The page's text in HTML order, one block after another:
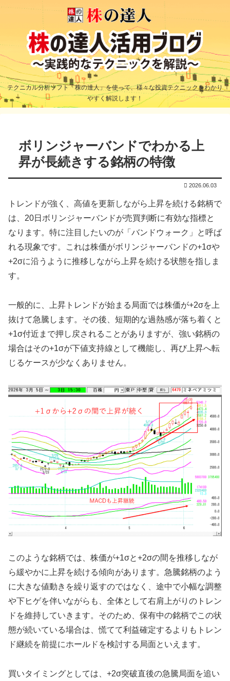
テクニカル分析ソフト「株の達人」を使って、様々な投資テクニックをわかり
やすく解説します！
ボリンジャーバンドでわかる上
昇が長続きする銘柄の特徴
2026.06.03
トレンドが強く、高値を更新しながら上昇を続ける銘柄で
は、20日ボリンジャーバンドが売買判断に有効な指標と
なります。特に注目したいのが「バンドウォーク」と呼ば
れる現象です。これは株価がボリンジャーバンドの+1σや
+2σに沿うように推移しながら上昇を続ける状態を指しま
す。
一般的に、上昇トレンドが始まる局面では株価が+2σを上
抜けて急騰します。その後、短期的な過熱感が落ち着くと
+1σ付近まで押し戻されることがありますが、強い銘柄の
場合はその+1σが下値支持線として機能し、再び上昇へ転
じるケースが少なくありません。
このような銘柄では、株価が+1σと+2σの間を推移しなが
ら緩やかに上昇を続ける傾向があります。急騰銘柄のよう
に大きな値動きを繰り返すのではなく、途中で小幅な調整
や下ヒゲを伴いながらも、全体として右肩上がりのトレン
ドを維持していきます。そのため、保有中の銘柄でこの状
態が続いている場合は、慌てて利益確定するよりもトレン
ド継続を前提にホールドを検討する局面といえます。
買いタイミングとしては、+2σ突破直後の急騰局面を追い